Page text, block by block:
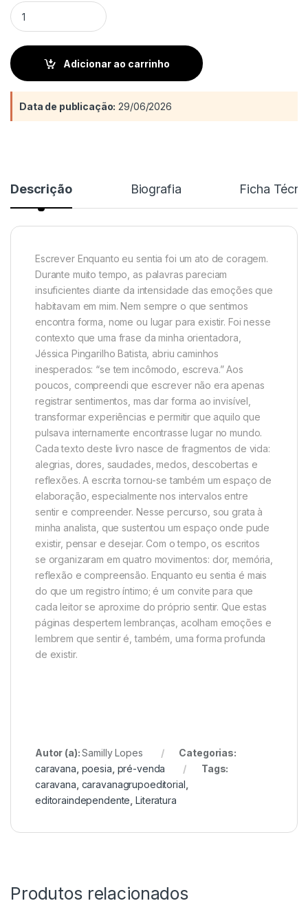
Enquanto eu sentia quantity
Adicionar ao carrinho
Data de publicação: 29/06/2026
Descrição Biografia Ficha
Escrever Enquanto eu sentia foi um ato de coragem.
Durante muito tempo, as palavras pareciam
insuficientes diante da intensidade das emoções que
habitavam em mim. Nem sempre o que sentimos
encontra forma, nome ou lugar para existir. Foi nesse
contexto que uma frase da minha orientadora,
Jéssica Pingarilho Batista, abriu caminhos
inesperados: “se tem incômodo, escreva.” Aos
poucos, compreendi que escrever não era apenas
registrar sentimentos, mas dar forma ao invisível,
transformar experiências e permitir que aquilo que
pulsava internamente encontrasse lugar no mundo.
Cada texto deste livro nasce de fragmentos de vida:
alegrias, dores, saudades, medos, descobertas e
reflexões. A escrita tornou-se também um espaço de
elaboração, especialmente nos intervalos entre
sentir e compreender. Nesse percurso, sou grata à
minha analista, que sustentou um espaço onde pude
existir, pensar e desejar. Com o tempo, os escritos
se organizaram em quatro movimentos: dor, memória,
reflexão e compreensão. Enquanto eu sentia é mais
do que um registro íntimo; é um convite para que
cada leitor se aproxime do próprio sentir. Que estas
páginas despertem lembranças, acolham emoções e
lembrem que sentir é, também, uma forma profunda
de existir.
Autor (a):Samilly Lopes
Categorias:
caravana poesia pré-venda
Tags:
caravana caravanagrupoeditorial
editoraindependente ,Literatura
Produtos relacionados